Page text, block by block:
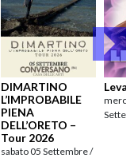
DIMARTINO
L’IMPROBABILE
PIENA
DELL’ORETO –
Tour 2026
sabato 05 Settembre /